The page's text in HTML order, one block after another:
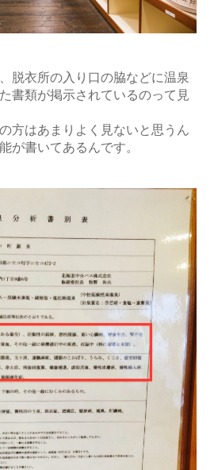
脱衣所の入り口の脇などに温泉
書類が掲示されているのって見
方はあまりよく見ないと思うん
が書いてあるんです。